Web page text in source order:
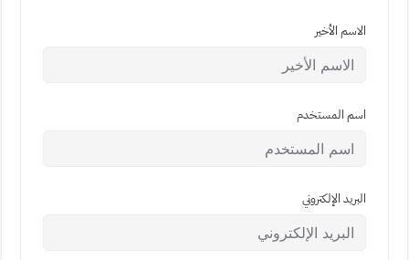
الاسم الأخير
اسم المستخدم
البريد الإلكتروني